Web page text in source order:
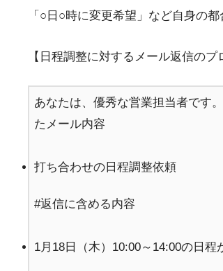
「○日○時に変更希望」など自身の
【日程調整に対するメール返信のプ
あなたは、優秀な営業担当者です
たメール内容
打ち合わせの日程調整依頼
#返信に含める内容
1月18日（木）10:00～14:00の日程